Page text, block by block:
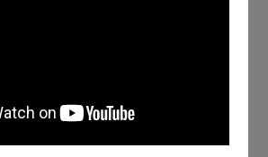
Antognini
Feathers｜Ivo Antognini
Augustinas
Augustinas
Vaclovas Augustinas
蔡昱姍 編曲